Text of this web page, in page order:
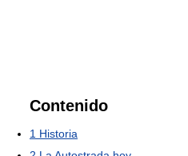
Contenido
1 Historia